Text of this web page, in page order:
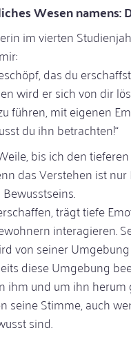
Wesen namens:
im vierten
das du
wird er sich von dir
führen, mit eigenen
du ihn betrachten!“
bis ich den
das Verstehen ist nur
trägt tiefe
interagieren.
von seiner
diese Umgebung
ihm und um ihn herum
seine Stimme, auch
sind.